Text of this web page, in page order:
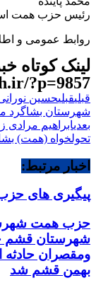
رئیس حزب همت
روابط عمومی و
لینک کوتاه
?p=9857
قبلیقبلیحسین
شهرستان بشاگرد
بعدیابراهیم
تحولخواه (همت)
اخبار مرتبط:
پیگیری های
حزب همت
شهرستان قشم
ومقصران حادثه
بهمن قشم شد